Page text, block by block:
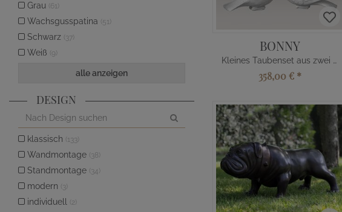
BONNY
Kleines Taubenset aus zwei Vögeln
358,00 € *
Grau (61)
Wachsgusspatina (51)
Schwarz (37)
Weiß (9)
alle anzeigen
DESIGN
klassisch (133)
Wandmontage (38)
Standmontage (34)
modern (3)
individuell (2)